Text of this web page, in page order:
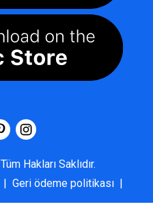
Tüm Hakları Saklıdır.
| Geri ödeme politikası |